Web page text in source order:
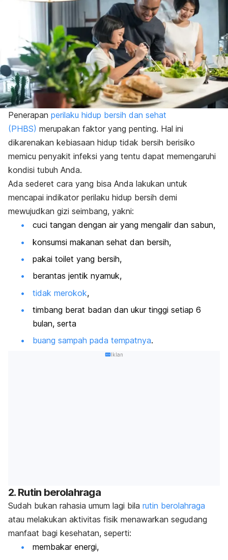
Penerapan perilaku hidup bersih dan sehat
(PHBS) merupakan faktor yang penting. Hal ini
dikarenakan kebiasaan hidup tidak bersih berisiko
memicu penyakit infeksi yang tentu dapat memengaruhi
kondisi tubuh Anda.
Ada sederet cara yang bisa Anda lakukan untuk
mencapai indikator perilaku hidup bersih demi
mewujudkan gizi seimbang, yakni:
cuci tangan dengan air yang mengalir dan sabun,
konsumsi makanan sehat dan bersih,
pakai toilet yang bersih,
berantas jentik nyamuk,
tidak merokok,
timbang berat badan dan ukur tinggi setiap 6
bulan, serta
buang sampah pada tempatnya.
Iklan
2. Rutin berolahraga
Sudah bukan rahasia umum lagi bila rutin berolahraga
atau melakukan aktivitas fisik menawarkan segudang
manfaat bagi kesehatan, seperti:
membakar energi,